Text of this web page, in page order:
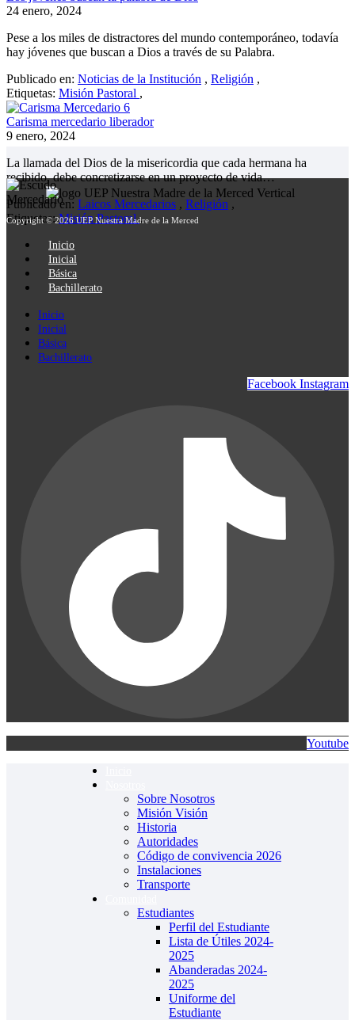
24 enero, 2024
Pese a los miles de distractores del mundo contemporáneo, todavía
hay jóvenes que buscan a Dios a través de su Palabra.
Publicado en: Noticias de la Institución , Religión ,
Etiquetas: Misión Pastoral ,
Carisma mercedario liberador
9 enero, 2024
La llamada del Dios de la misericordia que cada hermana ha
recibido, debe concretizarse en un proyecto de vida…
Publicado en: Laicos Mercedarios , Religión ,
Etiquetas: Misión Pastoral,
Copyright © 2026 UEP Nuestra Madre de la Merced
Inicio
Inicial
Básica
Bachillerato
Inicio
Inicial
Básica
Bachillerato
Facebook Instagram
Youtube
Sobre Nosotros
Misión Visión
Historia
Autoridades
Código de convivencia 2026
Instalaciones
Transporte
Estudiantes
Perfil del Estudiante
Lista de Útiles 2024-
2025
Abanderadas 2024-
2025
Uniforme del
Estudiante